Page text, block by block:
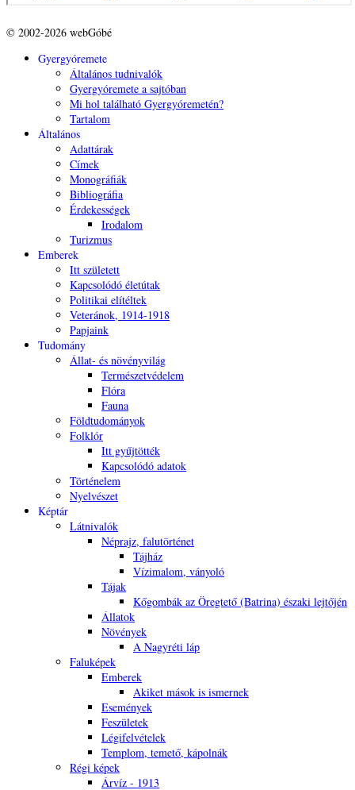
© 2002-2026 webGóbé
Gyergyóremete
Általános tudnivalók
Gyergyóremete a sajtóban
Mi hol található Gyergyóremetén?
Tartalom
Általános
Adattárak
Címek
Monográfiák
Bibliográfia
Érdekességek
Irodalom
Turizmus
Emberek
Itt született
Kapcsolódó életútak
Politikai elítéltek
Veteránok, 1914-1918
Papjaink
Tudomány
Állat- és növényvilág
Természetvédelem
Flóra
Fauna
Földtudományok
Folklór
Itt gyűjtötték
Kapcsolódó adatok
Történelem
Nyelvészet
Képtár
Látnivalók
Néprajz, falutörténet
Tájház
Vízimalom, ványoló
Tájak
Kőgombák az Öregtető (Batrina) északi lejtőjén
Állatok
Növények
A Nagyréti láp
Faluképek
Emberek
Akiket mások is ismernek
Események
Feszületek
Légifelvételek
Templom, temető, kápolnák
Régi képek
Árvíz - 1913